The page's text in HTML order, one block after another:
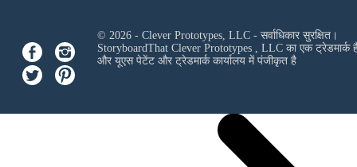
© 2026 - Clever Prototypes, LLC - सर्वाधिकार सुरक्षित।
StoryboardThat Clever Prototypes , LLCका एक ट्रेडमार्क
और यूएस पेटेंट और ट्रेडमार्क कार्यालय में पंजीकृत है